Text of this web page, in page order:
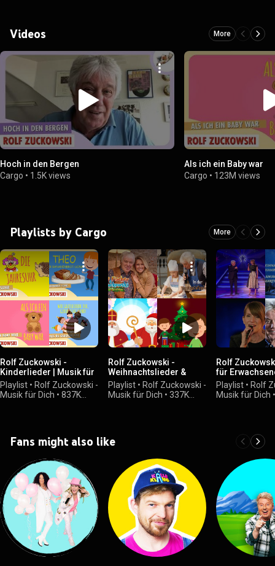
Videos More
Hoch in den Bergen
Cargo • 1.5K views
Als ich ein Baby war
Cargo • 123M views
Playlists by Cargo More
Rolf Zuckowski -
Kinderlieder | Musik für
Kinder und ihre
Familien
Playlist • Rolf Zuckowski -
Musik für Dich • 837K
Rolf Zuckowski -
Weihnachtslieder &
Winterlieder | In der
Weihnachtsbäckerei, Es
Playlist • Rolf Zuckowski -
Musik für Dich • 337K
Rolf
für
Familien
Playlist • Rolf
Musik für Dich
Fans might also like